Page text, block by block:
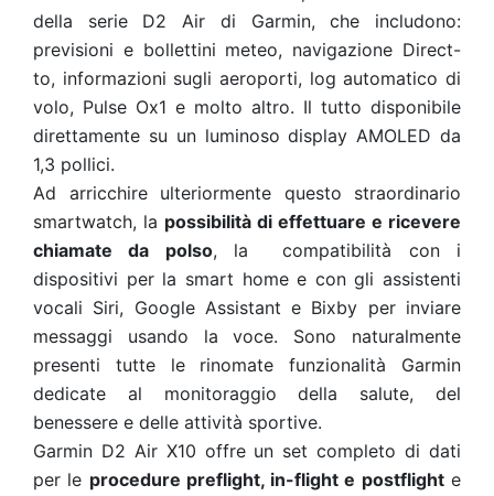
della serie D2 Air di Garmin, che includono:
previsioni e bollettini meteo, navigazione Direct-
to, informazioni sugli aeroporti, log automatico di
volo, Pulse Ox1 e molto altro. Il tutto disponibile
direttamente su un luminoso display AMOLED da
1,3 pollici.
Ad arricchire ulteriormente questo straordinario
smartwatch, la possibilità di effettuare e ricevere
chiamate da polso, la compatibilità con i
dispositivi per la smart home e con gli assistenti
vocali Siri, Google Assistant e Bixby per inviare
messaggi usando la voce. Sono naturalmente
presenti tutte le rinomate funzionalità Garmin
dedicate al monitoraggio della salute, del
benessere e delle attività sportive.
Garmin D2 Air X10 offre un set completo di dati
per le procedure preflight, in-flight e postflighte